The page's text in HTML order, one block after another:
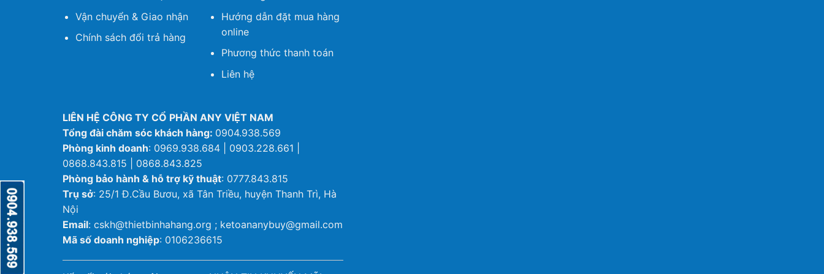
Vận chuyển & Giao nhận
Chính sách đổi trả hàng
Hướng dẫn đặt mua hàng
online
Phương thức thanh toán
Liên hệ
LIÊN HỆ CÔNG TY CỔ PHẦN ANY VIỆT NAM
Tổng đài chăm sóc khách hàng: 0904.938.569
Phòng kinh doanh: 0969.938.684 | 0903.228.661 |
0868.843.815 | 0868.843.825
Phòng bảo hành & hỗ trợ kỹ thuật: 0777.843.815
Trụ sở: 25/1 Đ.Cầu Bươu, xã Tân Triều, huyện Thanh Trì, Hà
Nội
Email: cskh@thietbinhahang.org ; ketoananybuy@gmail.com
Mã số doanh nghiệp: 0106236615